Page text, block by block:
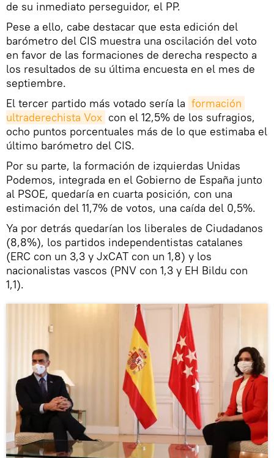
de su inmediato perseguidor, el PP.
Pese a ello, cabe destacar que esta edición del
barómetro del CIS muestra una oscilación del voto
en favor de las formaciones de derecha respecto a
los resultados de su última encuesta en el mes de
septiembre.
El tercer partido más votado sería la formación
ultraderechista Vox con el 12,5% de los sufragios,
ocho puntos porcentuales más de lo que estimaba el
último barómetro del CIS.
Por su parte, la formación de izquierdas Unidas
Podemos, integrada en el Gobierno de España junto
al PSOE, quedaría en cuarta posición, con una
estimación del 11,7% de votos, una caída del 0,5%.
Ya por detrás quedarían los liberales de Ciudadanos
(8,8%), los partidos independentistas catalanes
(ERC con un 3,3 y JxCAT con un 1,8) y los
nacionalistas vascos (PNV con 1,3 y EH Bildu con
1,1).